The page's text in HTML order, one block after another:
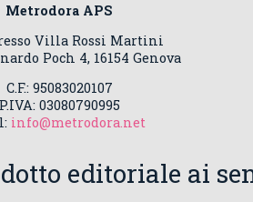
Metrodora APS
Villa Rossi Martini
Poch 4, 16154 Genova
C.F.: 95083020107
P.IVA: 03080790995
info@metrodora.net
editoriale ai